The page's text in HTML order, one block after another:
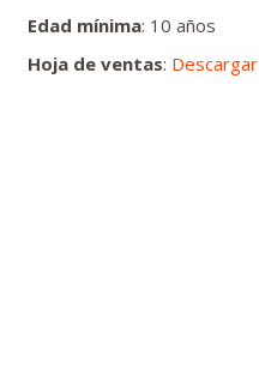
Edad mínima: 10 años
Hoja de ventas: Descargar